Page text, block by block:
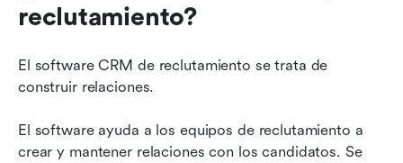
reclutamiento?
El software CRM de reclutamiento se trata de
construir relaciones.
El software ayuda a los equipos de reclutamiento a
crear y mantener relaciones con los candidatos. Se